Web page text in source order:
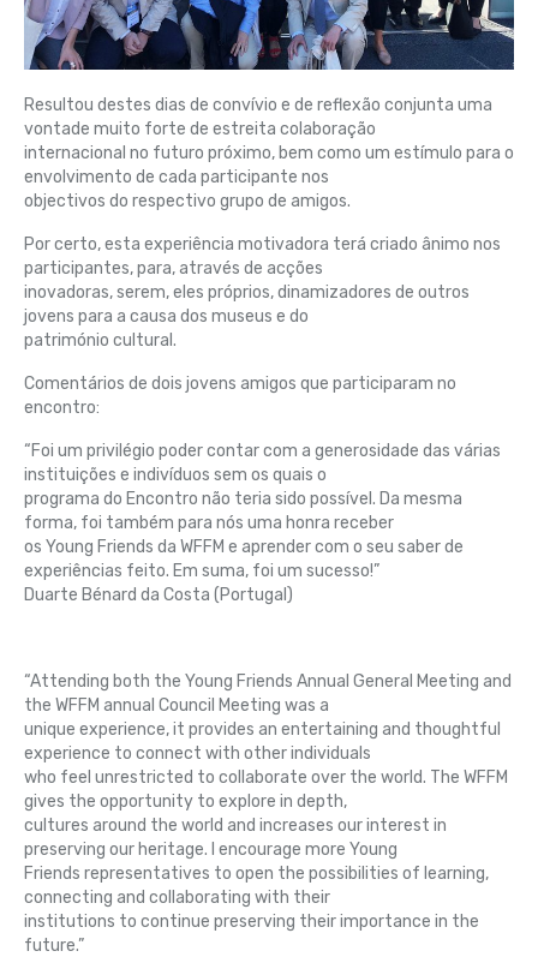
Resultou destes dias de convívio e de reflexão conjunta uma
vontade muito forte de estreita colaboração
internacional no futuro próximo, bem como um estímulo para o
envolvimento de cada participante nos
objectivos do respectivo grupo de amigos.
Por certo, esta experiência motivadora terá criado ânimo nos
participantes, para, através de acções
inovadoras, serem, eles próprios, dinamizadores de outros
jovens para a causa dos museus e do
património cultural.
Comentários de dois jovens amigos que participaram no
encontro:
“Foi um privilégio poder contar com a generosidade das várias
instituições e indivíduos sem os quais o
programa do Encontro não teria sido possível. Da mesma
forma, foi também para nós uma honra receber
os Young Friends da WFFM e aprender com o seu saber de
experiências feito. Em suma, foi um sucesso!”
Duarte Bénard da Costa (Portugal)
“Attending both the Young Friends Annual General Meeting and
the WFFM annual Council Meeting was a
unique experience, it provides an entertaining and thoughtful
experience to connect with other individuals
who feel unrestricted to collaborate over the world. The WFFM
gives the opportunity to explore in depth,
cultures around the world and increases our interest in
preserving our heritage. I encourage more Young
Friends representatives to open the possibilities of learning,
connecting and collaborating with their
institutions to continue preserving their importance in the
future.”